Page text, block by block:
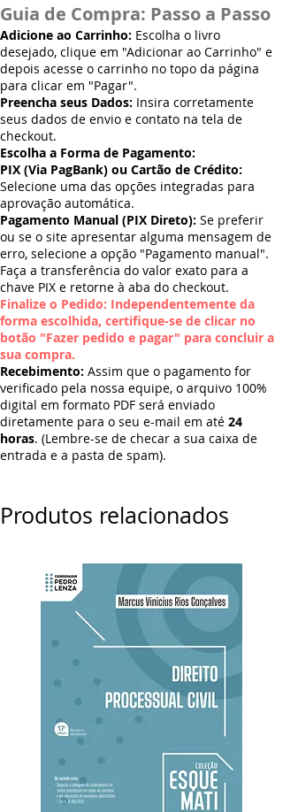
Guia de Compra: Passo a Passo
Adicione ao Carrinho: Escolha o livro
desejado, clique em "Adicionar ao Carrinho" e
depois acesse o carrinho no topo da página
para clicar em "Pagar".
Preencha seus Dados: Insira corretamente
seus dados de envio e contato na tela de
checkout.
Escolha a Forma de Pagamento:
PIX (Via PagBank) ou Cartão de Crédito:
Selecione uma das opções integradas para
aprovação automática.
Pagamento Manual (PIX Direto): Se preferir
ou se o site apresentar alguma mensagem de
erro, selecione a opção "Pagamento manual".
Faça a transferência do valor exato para a
chave PIX e retorne à aba do checkout.
Finalize o Pedido: Independentemente da
forma escolhida, certifique-se de clicar no
botão "Fazer pedido e pagar" para concluir a
sua compra.
Recebimento: Assim que o pagamento for
verificado pela nossa equipe, o arquivo 100%
digital em formato PDF será enviado
diretamente para o seu e-mail em até 24
horas. (Lembre-se de checar a sua caixa de
entrada e a pasta de spam).
Produtos relacionados